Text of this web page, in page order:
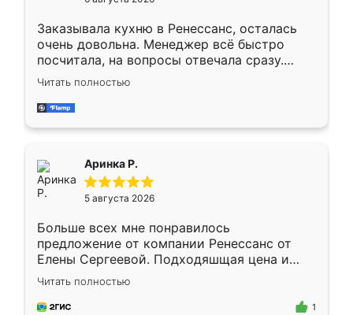
Заказывала кухню в Ренессанс, осталась
очень довольна. Менеджер всё быстро
посчитала, на вопросы отвечала сразу.
Замерщик приехал в субботу, подошёл к
делу со всей ответственностью. Собрали
за день, ребята работали аккуратно, даже
Читать полностью
Аринка Р.
5 августа 2026
Больше всех мне понравилось
предложение от компании Ренессанс от
Елены Сергеевой. Подходяшщая цена и
короткие сроки изготовления. Приехавший
для замера сотрудник Владислав
предложил по моему эскизу самый
Читать полностью
1